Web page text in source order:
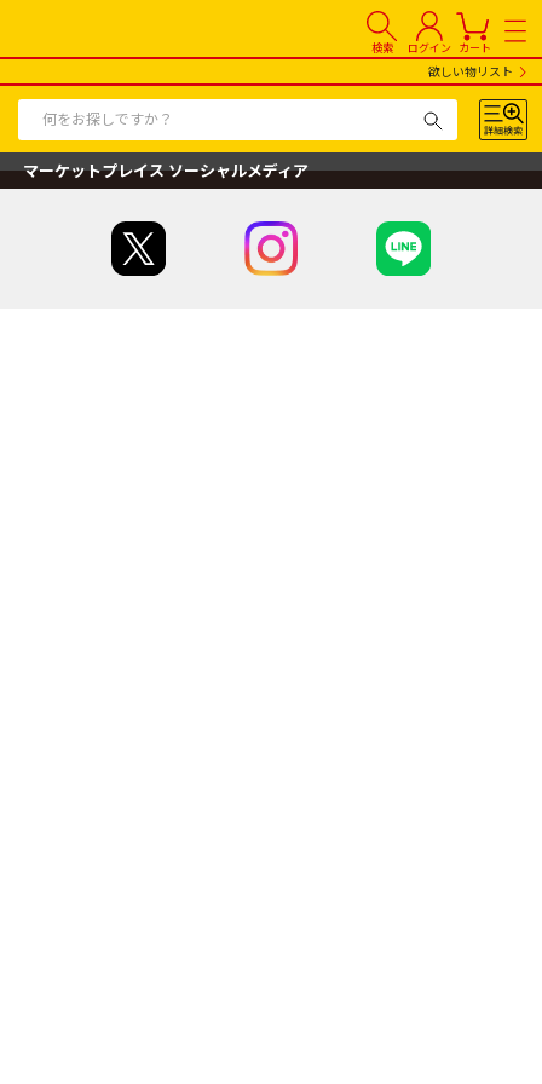
検索 ログイン カート
欲しい物リスト
マーケットプレイス ソーシャルメディア